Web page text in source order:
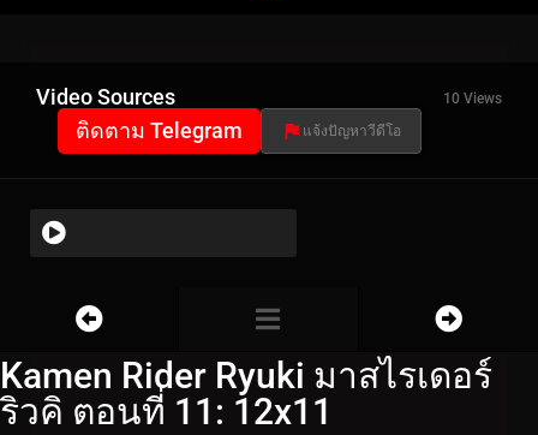
Video Sources 10 Views
ติดตาม Telegram แจ้งปัญหาวีดีโอ
Kamen Rider Ryuki มาสไรเดอร์
ริวคิ ตอนที่ 11: 12x11